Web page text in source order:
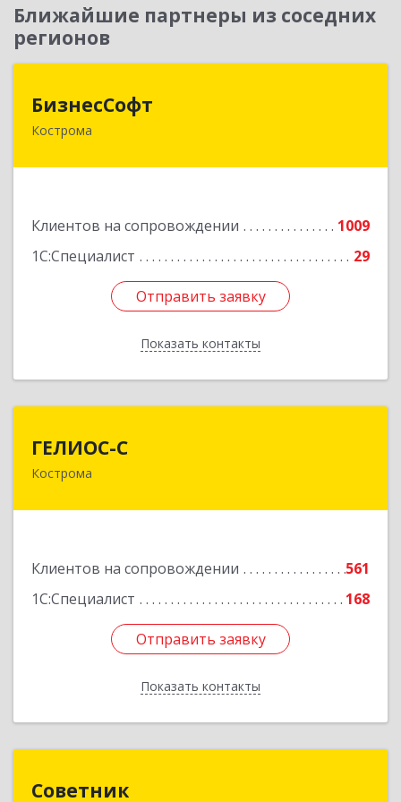
Ближайшие партнеры из соседних
регионов
БизнесСофт
Кострома
Клиентов на сопровождении
1009
1С:Специалист
29
Отправить заявку
Показать контакты
Отправить заявку
Назад
ГЕЛИОС-С
Кострома
Клиентов на сопровождении
561
1С:Специалист
168
Отправить заявку
Показать контакты
156026, Костромская обл, г.о. город Кострома,
Отправить заявку
Назад
Советник